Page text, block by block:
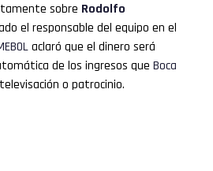
sobre Rodolfo
el responsable del equipo en el
aclaró que el dinero será
de los ingresos que Boca
o patrocinio.